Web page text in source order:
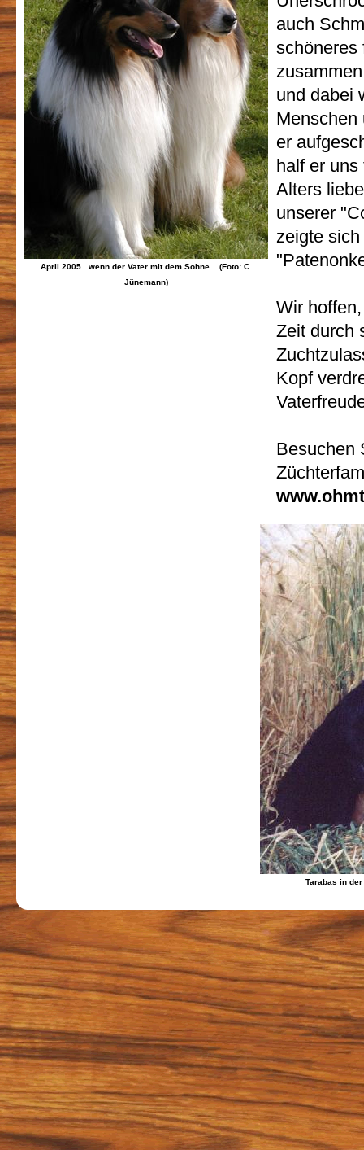
April 2005...wenn der Vater mit dem Sohne... (Foto: C.
Jünemann)
auch
schöneres
und dabei
Menschen
er
half er
Alters
unserer
zeigte
Wir
Zeit durch
Kopf
Besuchen
Tarabas in